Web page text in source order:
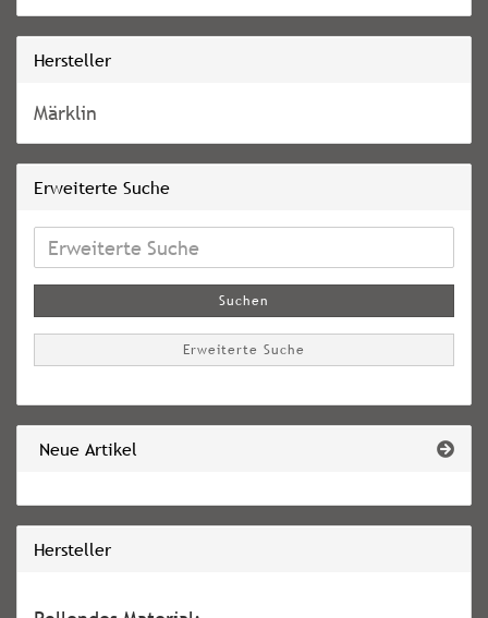
Hersteller
Märklin
Erweiterte Suche
Erweiterte
Suche
Suchen
Erweiterte Suche
Neue Artikel
Hersteller